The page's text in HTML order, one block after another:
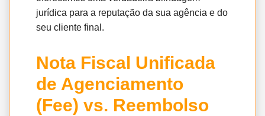
jurídica para a reputação da sua agência e do
seu cliente final.
Nota Fiscal Unificada
de Agenciamento
(Fee) vs. Reembolso